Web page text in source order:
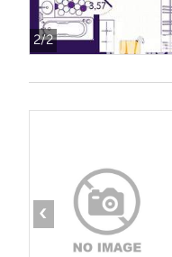
2/2
‹